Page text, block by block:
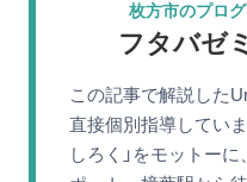
枚方市のプロ
フタバゼ
この記事で解説した
直接個別指導してい
しろく」をモットー